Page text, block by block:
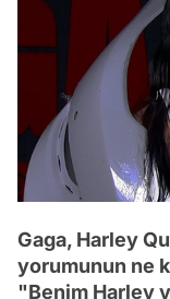
Gaga, Harley
yorumunun ne
"Benim Harley